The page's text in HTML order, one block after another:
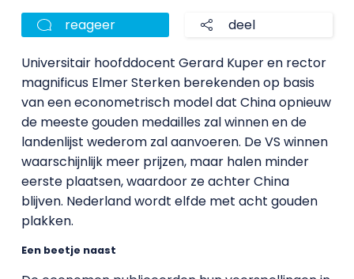
reageer deel
Universitair hoofddocent Gerard Kuper en rector
magnificus Elmer Sterken berekenden op basis
van een econometrisch model dat China opnieuw
de meeste gouden medailles zal winnen en de
landenlijst wederom zal aanvoeren. De VS winnen
waarschijnlijk meer prijzen, maar halen minder
eerste plaatsen, waardoor ze achter China
blijven. Nederland wordt elfde met acht gouden
plakken.
Een beetje naast